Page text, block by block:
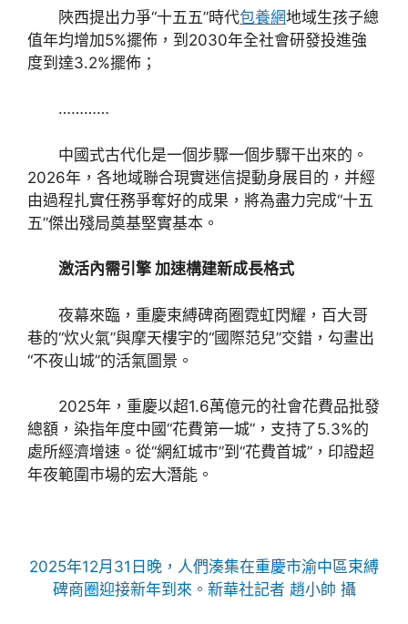
陜西提出力爭“十五五”時代包養網地域生孩子總
值年均增加5%擺佈，到2030年全社會研發投進強
度到達3.2%擺佈；
…………
中國式古代化是一個步驟一個步驟干出來的。
2026年，各地域聯合現實迷信提動身展目的，并經
由過程扎實任務爭奪好的成果，將為盡力完成“十五
五”傑出殘局奠基堅實基本。
激活內需引擎 加速構建新成長格式
夜幕來臨，重慶束縛碑商圈霓虹閃耀，百大哥
巷的“炊火氣”與摩天樓宇的“國際范兒”交錯，勾畫出
“不夜山城”的活氣圖景。
2025年，重慶以超1.6萬億元的社會花費品批發
總額，染指年度中國“花費第一城”，支持了5.3%的
處所經濟增速。從“網紅城市”到“花費首城”，印證超
年夜範圍市場的宏大潛能。
2025年12月31日晚，人們湊集在重慶市渝中區束縛
碑商圈迎接新年到來。新華社記者 趙小帥 攝